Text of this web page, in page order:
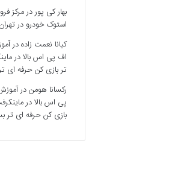
بهار کی پوردرمرکز
استوک خودرو در تهران
کیانا نعمت زادهدر
اف پی اس بالا در
تر بازی کن حرفه ای
رکسانا هومندر
پی اس بالا در
بازی کن حرفه ای تر